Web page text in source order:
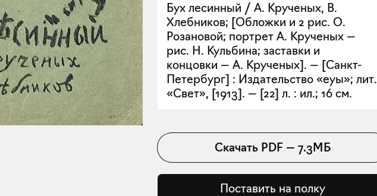
Бух лесинный / А. Крученых, В.
Хлебников; [Обложки и 2 рис. О.
Розановой; портрет А. Крученых —
рис. Н. Кульбина; заставки и
концовки — А. Крученых]. — [Санкт-
Петербург] : Издательство «еуы»; лит.
«Свет», [1913]. — [22] л. : ил.; 16 см.
Скачать PDF— 7.3МБ
Поставить на полку